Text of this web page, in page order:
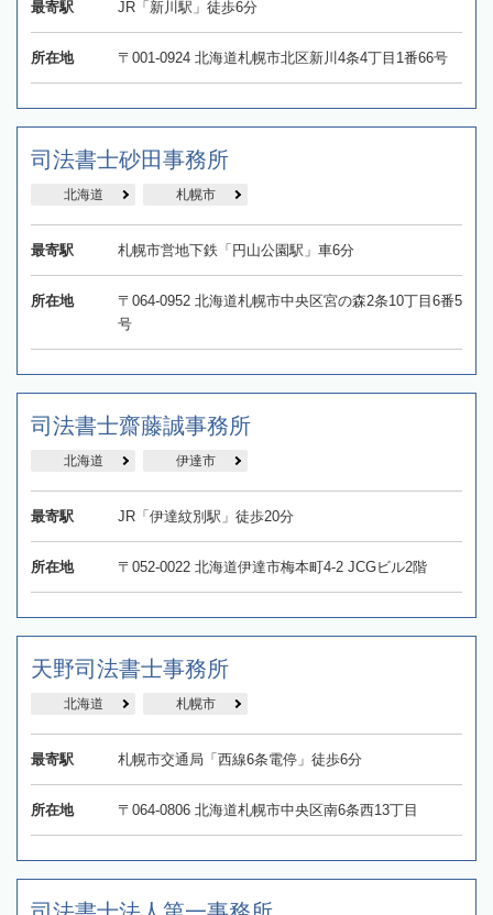
最寄駅 JR「新川駅」徒歩6分
所在地 〒001-0924 北海道札幌市北区新川4条4丁目1番66号
司法書士砂田事務所
北海道 札幌市
最寄駅 札幌市営地下鉄「円山公園駅」車6分
所在地
〒064-0952 北海道札幌市中央区宮の森2条10丁目6番5
号
司法書士齋藤誠事務所
北海道 伊達市
最寄駅 JR「伊達紋別駅」徒歩20分
所在地 〒052-0022 北海道伊達市梅本町4-2 JCGビル2階
天野司法書士事務所
北海道 札幌市
最寄駅 札幌市交通局「西線6条電停」徒歩6分
所在地 〒064-0806 北海道札幌市中央区南6条西13丁目